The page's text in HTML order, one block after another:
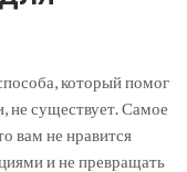
который помог
не существует. Самое
вам не нравится
и не превращать